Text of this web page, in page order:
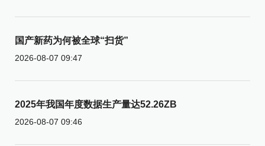
国产新药为何被全球“扫货”
2026-08-07 09:47
2025年我国年度数据生产量达52.26ZB
2026-08-07 09:46